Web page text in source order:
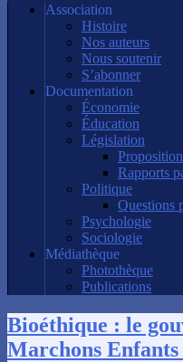
Association
Histoire
Nos auteurs
Nous soutenir
S’abonner
Documentation
Économie
Éducation
Législation
Rapports
Politique
Questions
Psychologie
Sociologie
Médiathèque
Photothèque
Publications
Bioéthique : le
Marchons Enfants